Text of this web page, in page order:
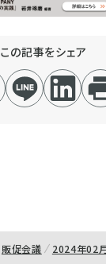
この記事をシェア
販促会議 2024年02